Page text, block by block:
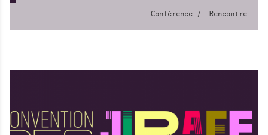
Conférence Rencontre